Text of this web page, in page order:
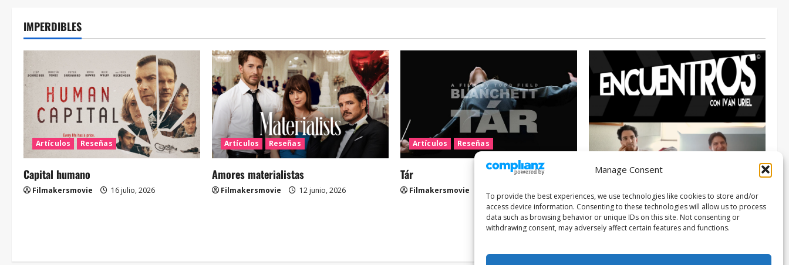
Manage Consent
To provide the best experiences, we use technologies like cookies to store and/or
access device information. Consenting to these technologies will allow us to process
data such as browsing behavior or unique IDs on this site. Not consenting or
withdrawing consent, may adversely affect certain features and functions.
IMPERDIBLES
Artículos Reseñas
Capital humano
Filmakersmovie 16 julio, 2026
Artículos Reseñas
Amores materialistas
Filmakersmovie 12 junio, 2026
Artículos Reseñas
Tár
Filmakersmovie
ENCUENTROS CON IVÁN URIEL T3E22:
JUAN PATRICIO RIVEROLL